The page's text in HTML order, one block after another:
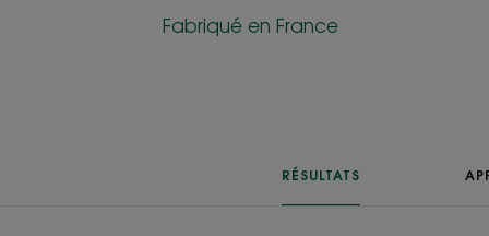
Fabriqué en France
RÉSULTATS